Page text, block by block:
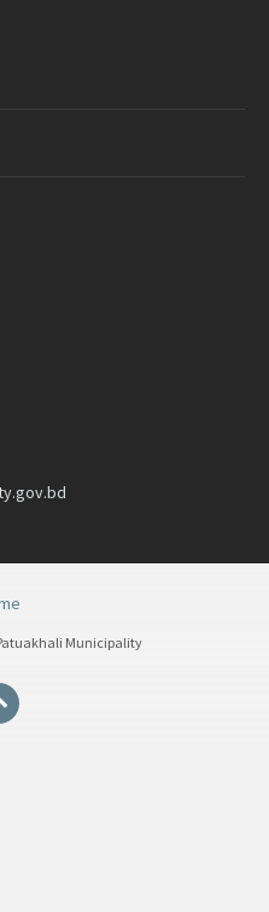
Patuakhali Municipality